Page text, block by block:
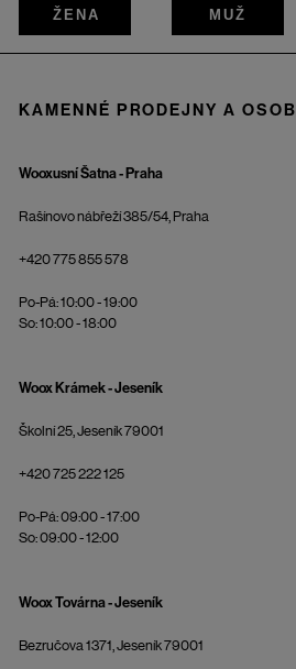
ŽENA MUŽ
KAMENNÉ PRODEJNY A
Wooxusní Šatna - Praha
Rašínovo nábřeží 385/54, Praha
+420 775 855 578
Po-Pá: 10:00 - 19:00
So: 10:00 - 18:00
Woox Krámek - Jeseník
Školní 25, Jeseník 79001
+420 725 222 125
Po-Pá: 09:00 - 17:00
So: 09:00 - 12:00
Woox Továrna - Jeseník
Bezručova 1371, Jeseník 79001